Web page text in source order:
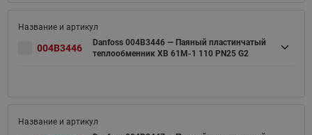
004B3446
Danfoss 004B3446 — Паяный пластинчатый
теплообменник XB 61M-1 110 PN25 G2